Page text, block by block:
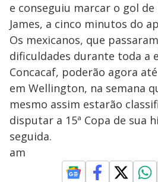
e conseguiu marcar o gol
James, a cinco minutos do
Os mexicanos, que
dificuldades durante toda a
Concacaf, poderão agora
em Wellington, na semana
mesmo assim estarão
disputar a 15ª Copa de sua
seguida.
am